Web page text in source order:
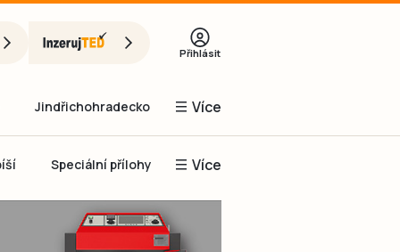
Přihlásit
Obnovit heslo
Jindřichohradecko Více
Prachaticko
Speciální přílohy Více
Inzerce